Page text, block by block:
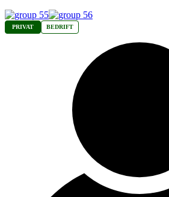
PRIVAT BEDRIFT